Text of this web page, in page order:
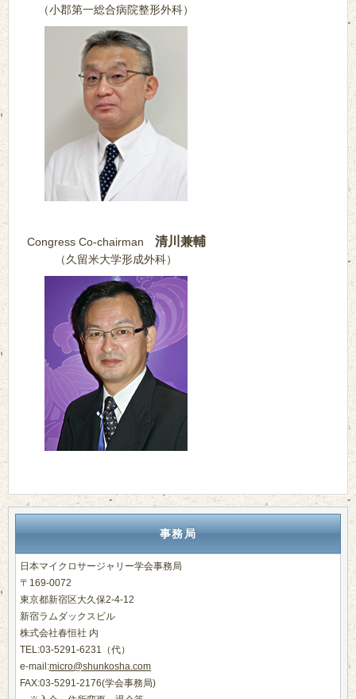
（小郡第一総合病院整形外科）
Congress Co-chairman 清川兼輔
（久留米大学形成外科）
事務局
日本マイクロサージャリー学会事務局
〒169-0072
東京都新宿区大久保2-4-12
新宿ラムダックスビル
株式会社春恒社 内
TEL:03-5291-6231（代）
e-mail:micro@shunkosha.com
FAX:03-5291-2176(学会事務局)